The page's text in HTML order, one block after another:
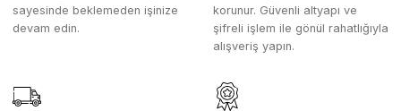
sayesinde beklemeden işinize
devam edin.
korunur. Güvenli altyapı ve
şifreli işlem ile gönül rahatlığıyla
alışveriş yapın.